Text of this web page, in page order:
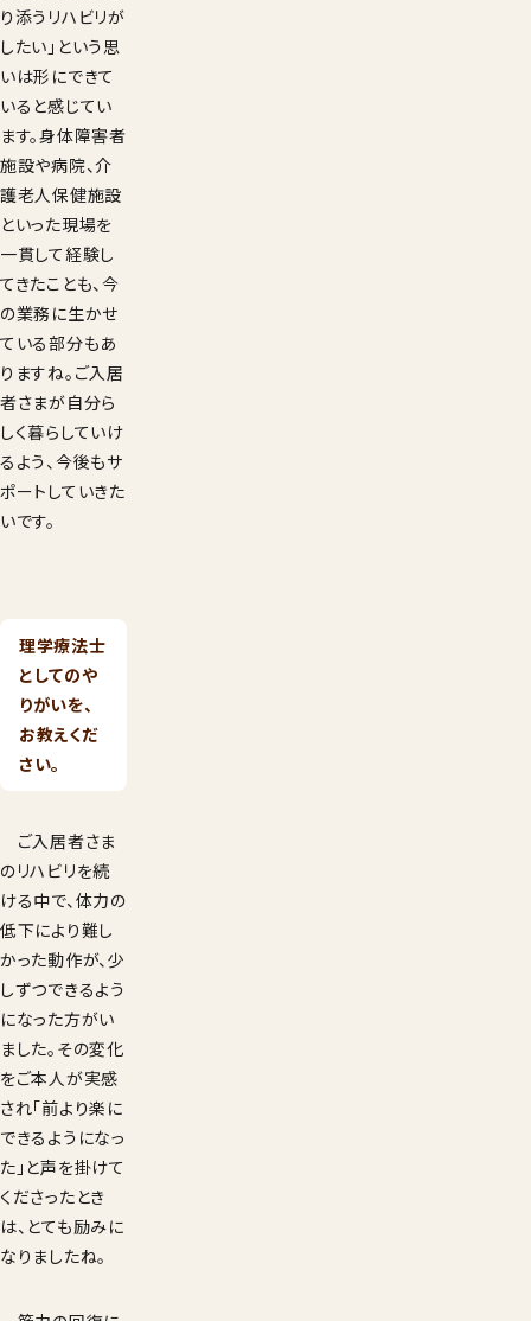
り添うリハビリが
したい」という思
いは形にできて
いると感じてい
ます。身体障害者
施設や病院、介
護老人保健施設
といった現場を
一貫して経験し
てきたことも、今
の業務に生かせ
ている部分もあ
りますね。ご入居
者さまが自分ら
しく暮らしていけ
るよう、今後もサ
ポートしていきた
いです。
理学療法士
としてのや
りがいを、
お教えくだ
さい。
ご入居者さま
のリハビリを続
ける中で、体力の
低下により難し
かった動作が、少
しずつできるよう
になった方がい
ました。その変化
をご本人が実感
され「前より楽に
できるようになっ
た」と声を掛けて
くださったとき
は、とても励みに
なりましたね。